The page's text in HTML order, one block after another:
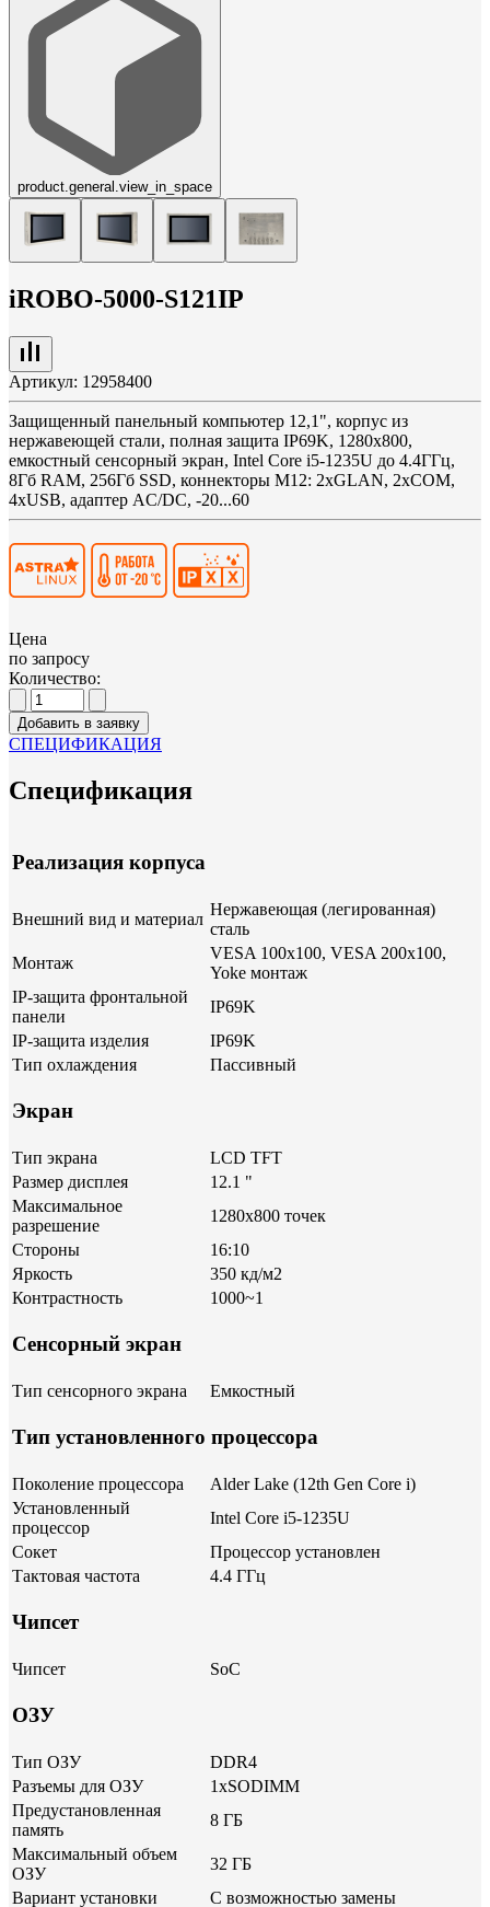
product.general.view_in_space
iROBO-5000-S121IP
Артикул: 12958400
Защищенный панельный компьютер 12,1", корпус из
нержавеющей стали, полная защита IP69K, 1280x800,
емкостный сенсорный экран, Intel Core i5-1235U до 4.4ГГц,
8Гб RAM, 256Гб SSD, коннекторы M12: 2xGLAN, 2xCOM,
4xUSB, адаптер AC/DC, -20...60
Цена
по запросу
Количество:
Добавить в заявку
СПЕЦИФИКАЦИЯ
Спецификация
Реализация корпуса
Внешний вид и материал
Нержавеющая (легированная)
сталь
Монтаж
VESA 100x100, VESA 200x100,
Yoke монтаж
IP-защита фронтальной
панели
IP69K
IP-защита изделия
IP69K
Тип охлаждения
Пассивный
Экран
Тип экрана
LCD TFT
Размер дисплея
12.1 "
Максимальное
разрешение
1280x800 точек
Стороны
16:10
Яркость
350 кд/м2
Контрастность
1000~1
Сенсорный экран
Тип сенсорного экрана Емкостный
Тип установленного процессора
Поколение процессора
Alder Lake (12th Gen Core i)
Установленный
процессор
Intel Core i5-1235U
Сокет
Процессор установлен
Тактовая частота
4.4 ГГц
Чипсет
Чипсет SoC
ОЗУ
Тип ОЗУ
DDR4
Разъемы для ОЗУ
1xSODIMM
Предустановленная
память
8 ГБ
Максимальный объем
ОЗУ
32 ГБ
Вариант установки
С возможностью замены